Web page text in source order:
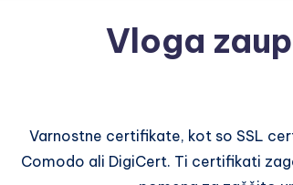
Vloga
Varnostne certifikate, kot so SSL
Comodo ali DigiCert. Ti certifikati